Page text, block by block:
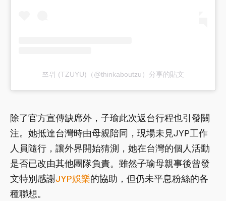
쯔위 (TZUYU)（@thinkaboutzu）分享的貼文
除了官方宣傳缺席外，子瑜此次返台行程也引發關
注。她抵達台灣時由母親陪同，現場未見JYP工作
人員隨行，讓外界開始猜測，她在台灣的個人活動
是否已改由其他團隊負責。雖然子瑜母親事後曾發
文特別感謝JYP娛樂的協助，但仍未平息粉絲的各
種聯想。